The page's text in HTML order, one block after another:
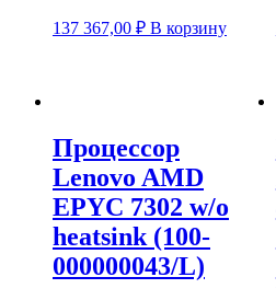
137 367,00 ₽ В корзину
Процессор
Lenovo AMD
EPYC 7302 w/o
heatsink (100-
000000043/L)